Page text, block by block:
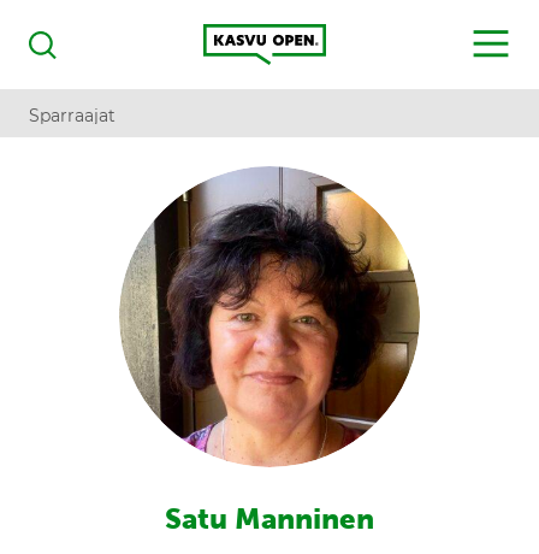
Haku
Kasvu Open
MENU
Sparraajat
Satu Manninen